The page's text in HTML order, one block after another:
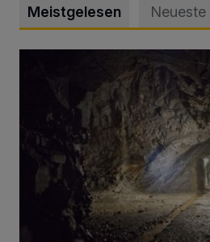
Meistgelesen